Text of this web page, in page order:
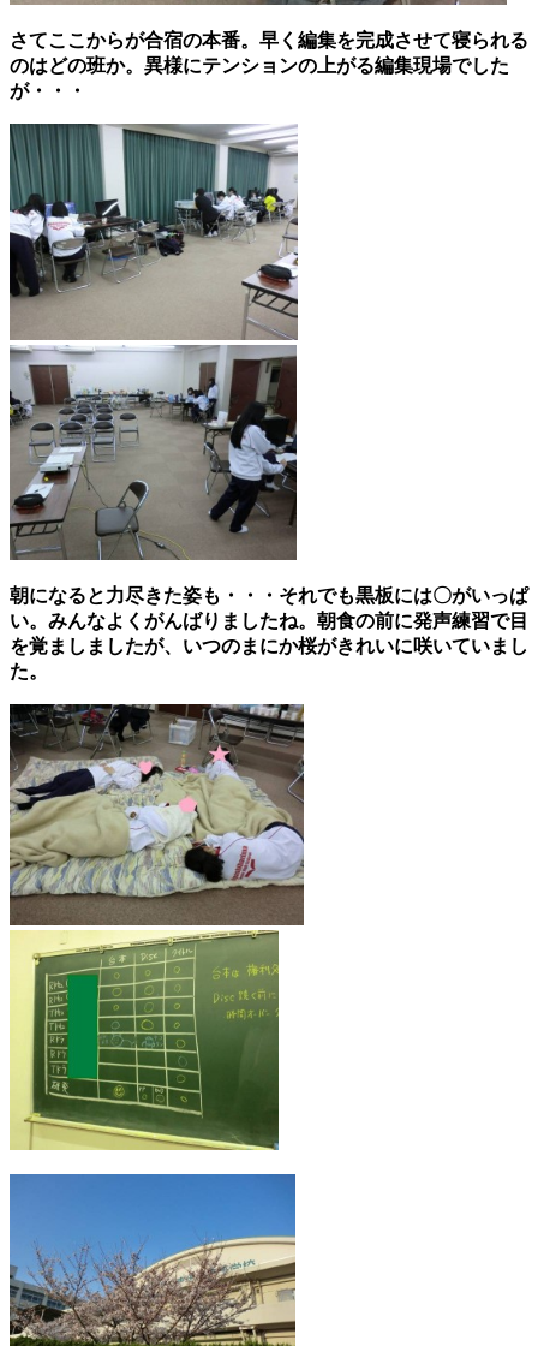
さてここからが合宿の本番。早く編集を完成させて寝られる
のはどの班か。異様にテンションの上がる編集現場でした
が・・・
朝になると力尽きた姿も・・・それでも黒板には〇がいっぱ
い。みんなよくがんばりましたね。朝食の前に発声練習で目
を覚ましましたが、いつのまにか桜がきれいに咲いていまし
た。